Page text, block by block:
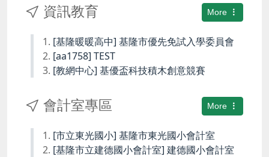
More
資訊教育
[基隆暖暖高中] 基隆市優先免試入學委員會
[aa1758] TEST
[教網中心] 基優盃科技積木創意競賽
More
會計室專區
[市立東光國小] 基隆市東光國小會計室
[基隆市立建德國小會計室] 建德國小會計室